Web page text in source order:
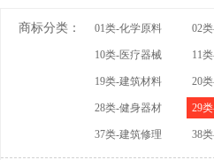
商标分类： 01类-化学原料 02
10类-医疗器械 11
19类-建筑材料 20
28类-健身器材 29
37类-建筑修理 38